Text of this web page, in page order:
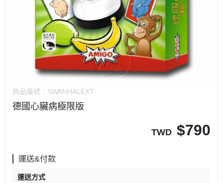
商品編號： SWANHALEXT
德國心臟病極限版
TWD $790
運送&付款
運送方式